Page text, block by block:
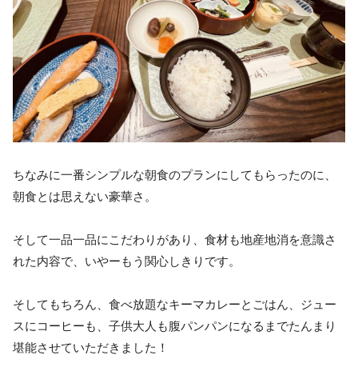
ちなみに一番シンプルな朝食のプランにしてもらったのに、
朝食とは思えない豪華さ。
そして一品一品にこだわりがあり、食材も地産地消を意識さ
れた内容で、いやーもう関心しきりです。
そしてもちろん、食べ放題なキーマカレーとごはん、ジュー
スにコーヒーも、子供大人も腹パンパンになるまでたんまり
堪能させていただきました！